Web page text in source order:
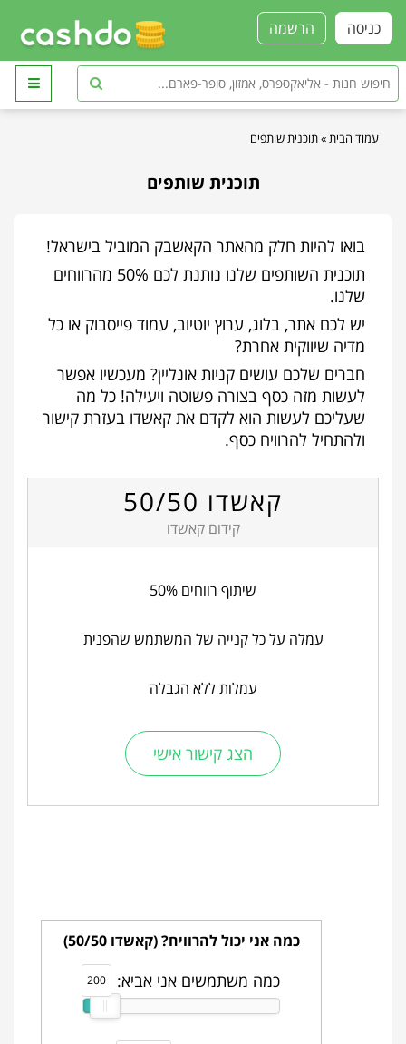
הרשמה כניסה
עמוד הבית »תוכנית שותפים
תוכנית שותפים
בואו להיות חלק מהאתר הקאשבק המוביל בישראל!
תוכנית השותפים שלנו נותנת לכם 50% מהרווחים
שלנו.
יש לכם אתר, בלוג, ערוץ יוטיוב, עמוד פייסבוק או כל
מדיה שיווקית אחרת?
חברים שלכם עושים קניות אונליין? מעכשיו אפשר
לעשות מזה כסף בצורה פשוטה ויעילה! כל מה
שעליכם לעשות הוא לקדם את קאשדו בעזרת קישור
ולהתחיל להרוויח כסף.
קאשדו 50/50
קידום קאשדו
שיתוף רווחים 50%
עמלה על כל קנייה של המשתמש שהפנית
עמלות ללא הגבלה
הצג קישור אישי
כמה אני יכול להרוויח? (קאשדו 50/50)
כמה משתמשים אני אביא: 200